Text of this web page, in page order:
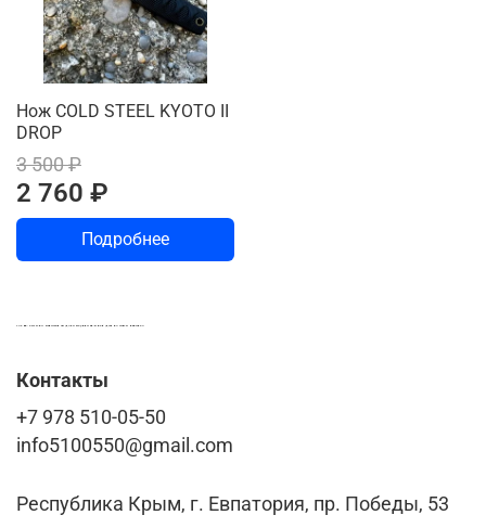
Нож COLD STEEL KYOTO II
DROP
3 500 ₽
2 760 ₽
Подробнее
Контакты
+7 978 510-05-50
info5100550@gmail.com
Республика Крым, г. Евпатория, пр. Победы, 53